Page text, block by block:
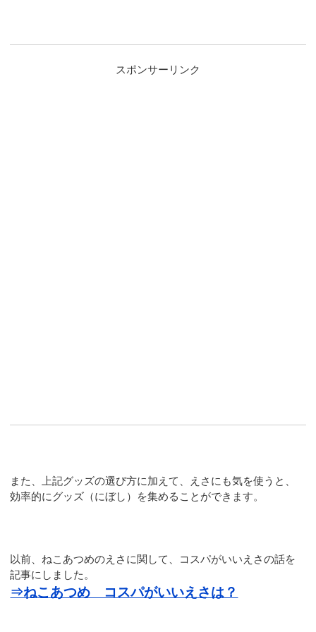
スポンサーリンク
また、上記グッズの選び方に加えて、えさにも気を使うと、
効率的にグッズ（にぼし）を集めることができます。
以前、ねこあつめのえさに関して、コスパがいいえさの話を
記事にしました。
⇒ねこあつめ コスパがいいえさは？